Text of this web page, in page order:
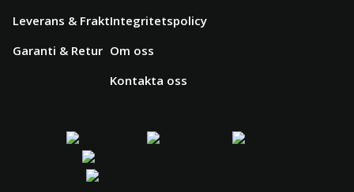
Leverans & Frakt
Garanti & Retur
Integritetspolicy
Om oss
Kontakta oss